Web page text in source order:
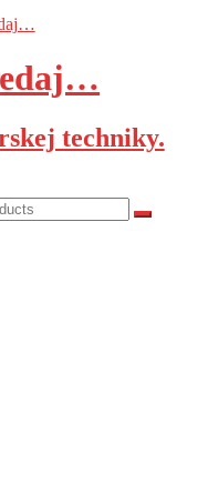
techniky.